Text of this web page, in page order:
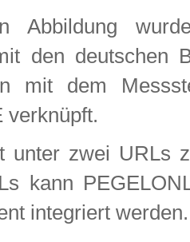
Abbildung
den deutschen
mit dem
verknüpft.
unter zwei URLs
kann
integriert werden.